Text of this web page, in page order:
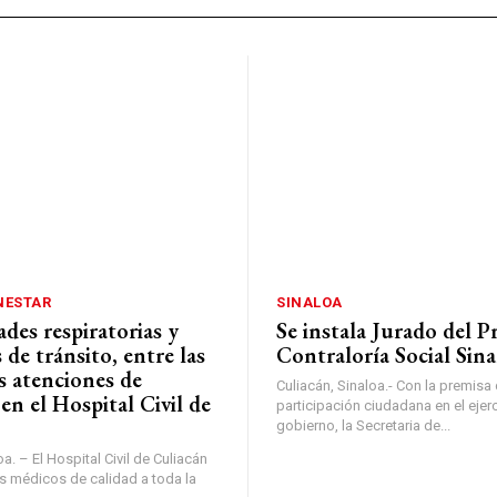
respiratorias y
de tránsito, entre las
atenciones de
el Hospital Civil de
– El Hospital Civil de Culiacán
médicos de calidad a toda la
SINALOA
Se instala Jurado del
Contraloría Social
Culiacán, Sinaloa.- Con la
participación ciudadana en el
gobierno, la Secretaria de...